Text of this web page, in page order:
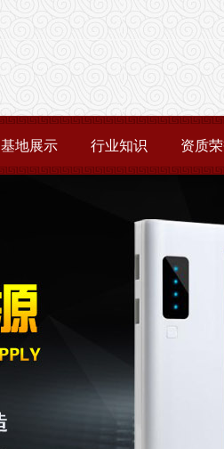
基地展示 行业知识 资质